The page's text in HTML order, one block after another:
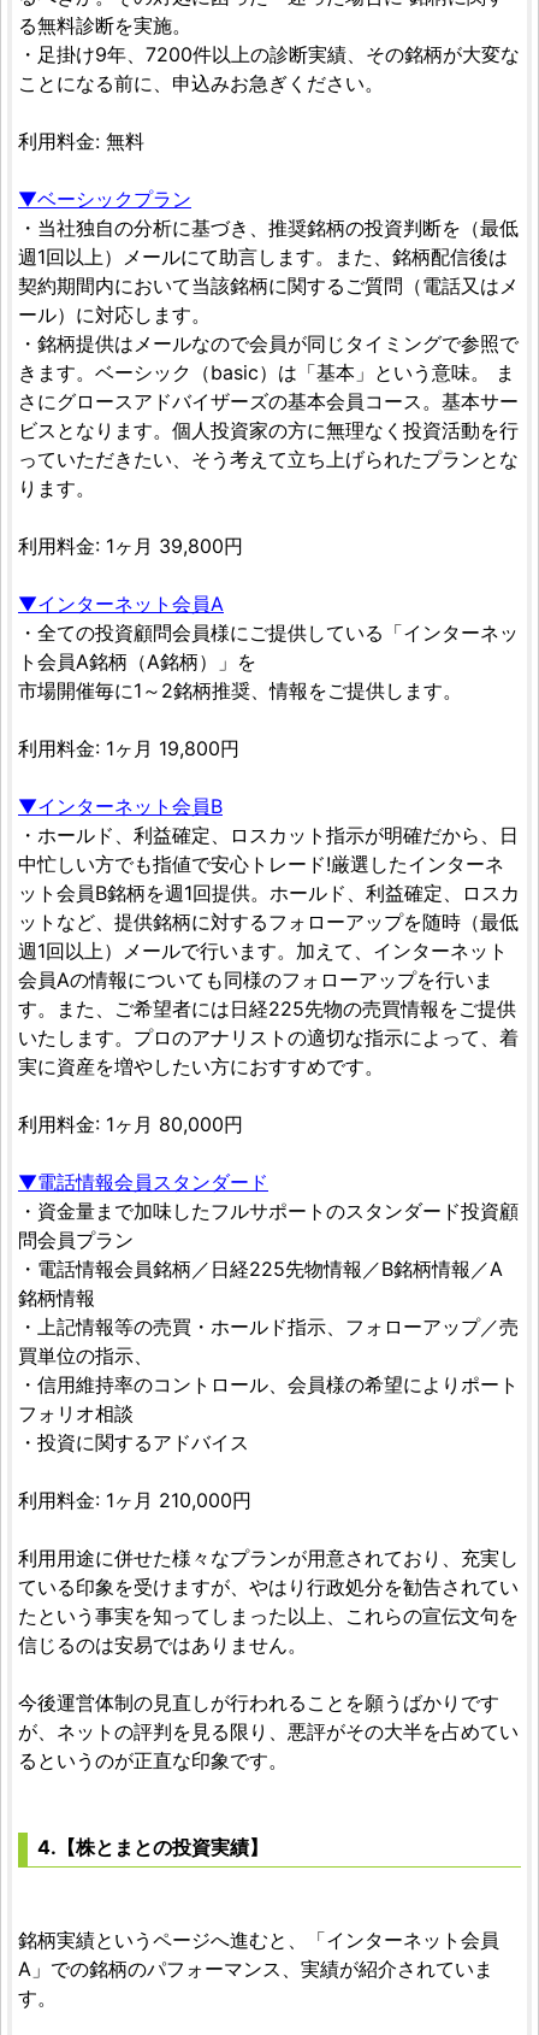
る無料診断を実施。
・足掛け9年、7200件以上の診断実績、その銘柄が大変な
ことになる前に、申込みお急ぎください。
利用料金: 無料
▼ベーシックプラン
・当社独自の分析に基づき、推奨銘柄の投資判断を（最低
週1回以上）メールにて助言します。また、銘柄配信後は
契約期間内において当該銘柄に関するご質問（電話又はメ
ール）に対応します。
・銘柄提供はメールなので会員が同じタイミングで参照で
きます。ベーシック（basic）は「基本」という意味。 ま
さにグロースアドバイザーズの基本会員コース。基本サー
ビスとなります。個人投資家の方に無理なく投資活動を行
っていただきたい、そう考えて立ち上げられたプランとな
ります。
利用料金: 1ヶ月 39,800円
▼インターネット会員A
・全ての投資顧問会員様にご提供している「インターネッ
ト会員A銘柄（A銘柄）」を
市場開催毎に1～2銘柄推奨、情報をご提供します。
利用料金: 1ヶ月 19,800円
▼インターネット会員B
・ホールド、利益確定、ロスカット指示が明確だから、日
中忙しい方でも指値で安心トレード!厳選したインターネ
ット会員B銘柄を週1回提供。ホールド、利益確定、ロスカ
ットなど、提供銘柄に対するフォローアップを随時（最低
週1回以上）メールで行います。加えて、インターネット
会員Aの情報についても同様のフォローアップを行いま
す。また、ご希望者には日経225先物の売買情報をご提供
いたします。プロのアナリストの適切な指示によって、着
実に資産を増やしたい方におすすめです。
利用料金: 1ヶ月 80,000円
▼電話情報会員スタンダード
・資金量まで加味したフルサポートのスタンダード投資顧
問会員プラン
・電話情報会員銘柄／日経225先物情報／B銘柄情報／A
銘柄情報
・上記情報等の売買・ホールド指示、フォローアップ／売
買単位の指示、
・信用維持率のコントロール、会員様の希望によりポート
フォリオ相談
・投資に関するアドバイス
利用料金: 1ヶ月 210,000円
利用用途に併せた様々なプランが用意されており、充実し
ている印象を受けますが、やはり行政処分を勧告されてい
たという事実を知ってしまった以上、これらの宣伝文句を
信じるのは安易ではありません。
今後運営体制の見直しが行われることを願うばかりです
が、ネットの評判を見る限り、悪評がその大半を占めてい
るというのが正直な印象です。
4.【株とまとの投資実績】
銘柄実績というページへ進むと、「インターネット会員
A」での銘柄のパフォーマンス、実績が紹介されていま
す。